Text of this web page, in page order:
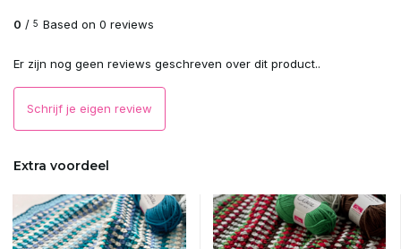
0 / 5 Based on 0 reviews
Er zijn nog geen reviews geschreven over dit product..
Schrijf je eigen review
Extra voordeel